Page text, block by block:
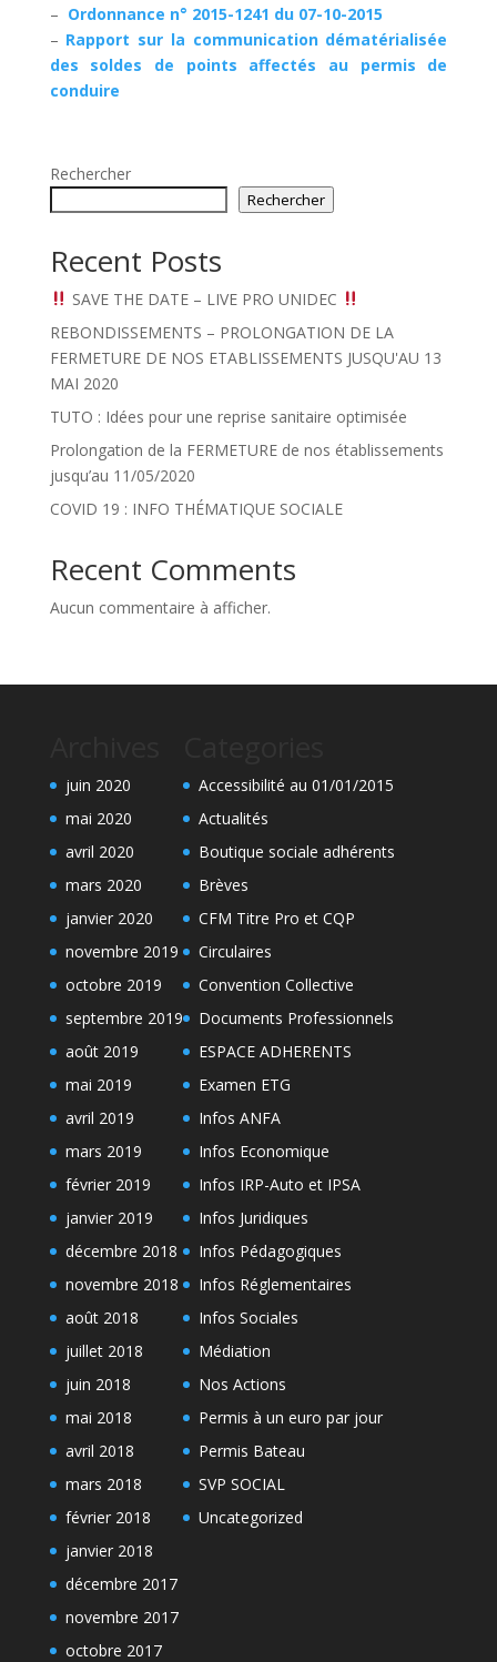
– Ordonnance n° 2015-1241 du 07-10-2015
– Rapport sur la communication dématérialisée
des soldes de points affectés au permis de
conduire
Rechercher
Rechercher
Recent Posts
SAVE THE DATE – LIVE PRO UNIDEC
REBONDISSEMENTS – PROLONGATION DE LA
FERMETURE DE NOS ETABLISSEMENTS JUSQU'AU 13
MAI 2020
TUTO : Idées pour une reprise sanitaire optimisée
Prolongation de la FERMETURE de nos établissements
jusqu’au 11/05/2020
COVID 19 : INFO THÉMATIQUE SOCIALE
Recent Comments
Aucun commentaire à afficher.
juin 2020
mai 2020
avril 2020
mars 2020
janvier 2020
novembre 2019
octobre 2019
septembre 2019
août 2019
mai 2019
avril 2019
mars 2019
février 2019
janvier 2019
décembre 2018
novembre 2018
août 2018
juillet 2018
juin 2018
mai 2018
avril 2018
mars 2018
février 2018
janvier 2018
décembre 2017
novembre 2017
octobre 2017
Accessibilité au 01/01/2015
Actualités
Boutique sociale adhérents
Brèves
CFM Titre Pro et CQP
Circulaires
Convention Collective
Documents Professionnels
ESPACE ADHERENTS
Examen ETG
Infos ANFA
Infos Economique
Infos IRP-Auto et IPSA
Infos Juridiques
Infos Pédagogiques
Infos Réglementaires
Infos Sociales
Médiation
Nos Actions
Permis à un euro par jour
Permis Bateau
SVP SOCIAL
Uncategorized